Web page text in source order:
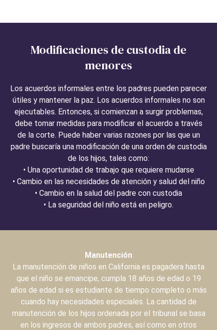
Modificaciones de custodia de
menores
Los acuerdos informales entre los padres pueden parecer
útiles y mantener la paz. Los acuerdos informales no son
ejecutables. Entonces, si comienzan a surgir problemas,
debe tomar medidas para modificar el acuerdo a través
de la corte. Puede haber varias razones por las que un
padre buscaría una modificación de una orden de custodia
de los hijos, tales como:
• Una oportunidad de trabajo que requiere mudarse
• Cambio en las necesidades de atención y salud del niño
• Cambio en la salud del padre con custodia
• La seguridad del niño está en peligro.
Manutención
La manutención de niños en California es pagadera hasta
que el niño se emancipe, cumpla 18 años de edad o 19
años de edad si es estudiante de tiempo completo o más
cuando hay necesidades especiales. La cantidad de
manutención de los hijos ordenada por el tribunal se basa
en los ingresos de ambos padres, así como en otros